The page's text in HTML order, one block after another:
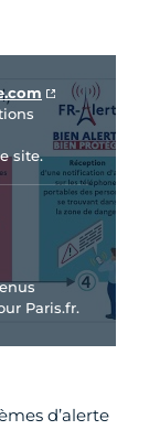
site.
Paris.fr.
d’alerte